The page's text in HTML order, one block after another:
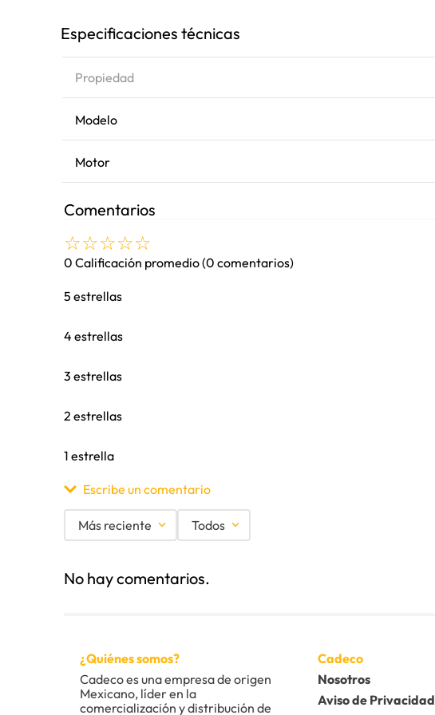
Especificaciones técnicas
Propiedad
Modelo
Motor
Comentarios
☆☆☆☆☆
0 Calificación promedio(0 comentarios)
5 estrellas
4 estrellas
3 estrellas
2 estrellas
1 estrella
Escribe un comentario
Título
Califica el producto de 1 a 5 estrellas
★★★★★
Tu nombre
Más reciente Todos
No hay comentarios.
¿Quiénes somos?
Cadeco es una empresa de origen
Mexicano, líder en la
comercialización y distribución de
Cadeco
Nosotros
Aviso de Privacidad